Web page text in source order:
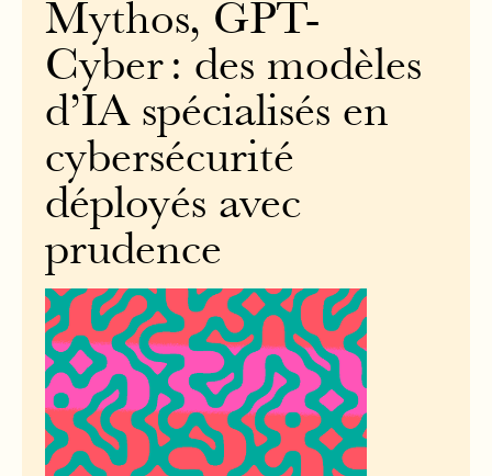
Mythos, GPT-
Cyber : des modèles
d’IA spécialisés en
cybersécurité
déployés avec
prudence